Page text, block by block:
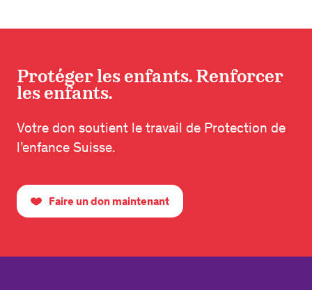
Protéger les enfants. Renforcer
les enfants.
Votre don soutient le travail de Protection de
l’enfance Suisse.
Faire un don maintenant